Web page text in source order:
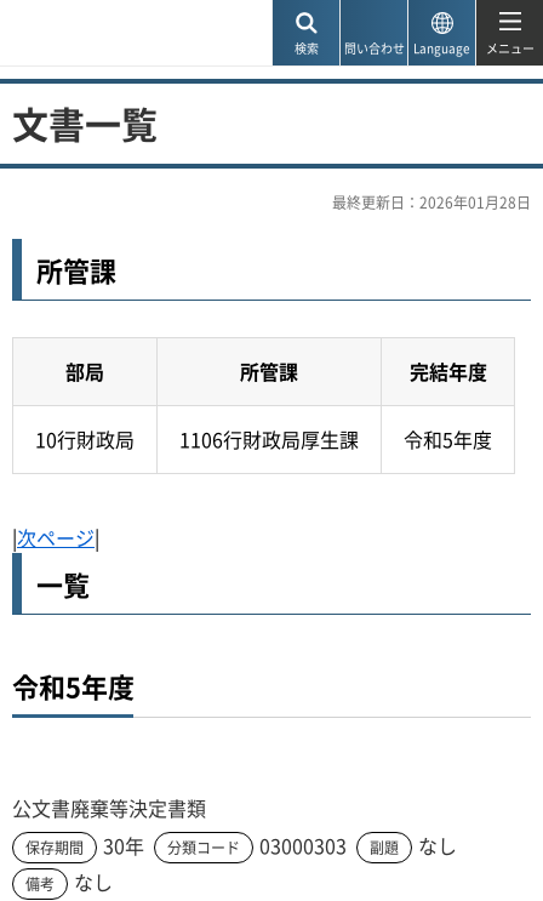
検索 問い合わせ Language メニュー
文書一覧
最終更新日：2026年01月28日
所管課
部局 所管課 完結年度
10行財政局 1106行財政局厚生課 令和5年度
|次ページ|
一覧
令和5年度
公文書廃棄等決定書類
保存期間 30年 分類コード 03000303 副題 なし
備考 なし